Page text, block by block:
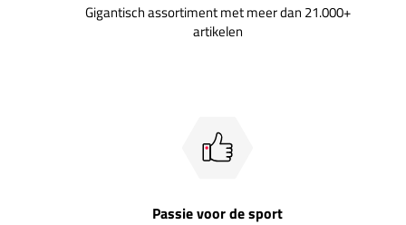
Gigantisch assortiment met meer dan 21.000+
artikelen
Passie voor de sport